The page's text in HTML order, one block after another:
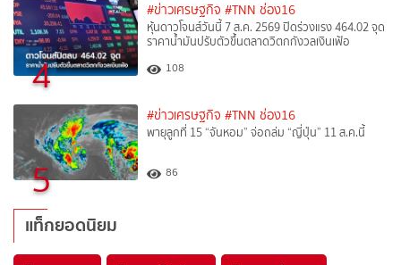
4
#ข่าวเศรษฐกิจ #TNN ช่อง16
หุ้นดาวโจนส์วันนี้ 7 ส.ค. 2569 ปิดร่วงแรง 464.02 จุด
ราคาน้ำมันปรับตัวขึ้นตลาดวิตกกังวลเงินเฟ้อ
108
5
#ข่าวเศรษฐกิจ #TNN ช่อง16
พายุลูกที่ 15 “จันหอม” จ่อถล่ม “ญี่ปุ่น” 11 ส.ค.นี้
86
แท็กยอดนิยม